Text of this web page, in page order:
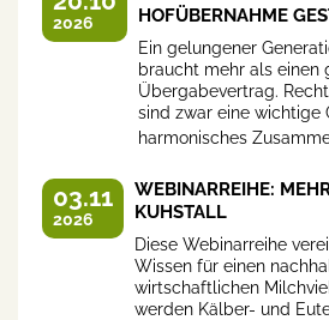
2026
HOFÜBERNAHME
Ein gelungener
braucht mehr als einen
Übergabevertrag.
sind zwar eine wichtige
harmonisches
03.11
2026
WEBINARREIHE:
KUHSTALL
Diese Webinarreihe
Wissen für einen
wirtschaftlichen
werden Kälber- und